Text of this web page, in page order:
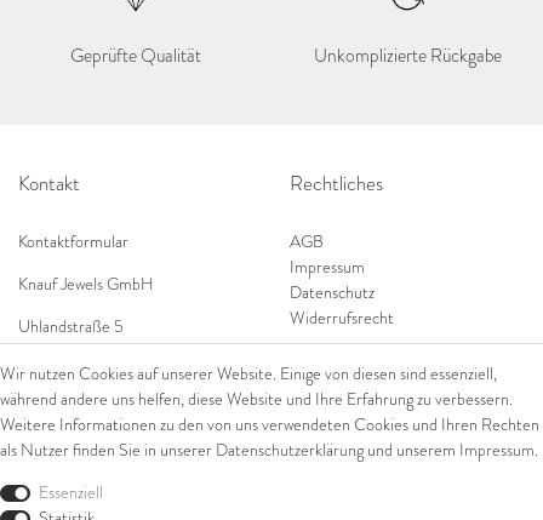
Geprüfte Qualität Unkomplizierte Rückgabe
Kontakt
Kontaktformular
Knauf Jewels GmbH
Uhlandstraße 5
Tel: 0049 (0) 173 84 727 84
Tel: 0044 (0)75 84 79 84 18
E-Mail: info@knauf-jewels.com
Shop
Rechtliches
AGB
Impressum
Datenschutz
Widerrufsrecht
Wir nutzen Cookies auf unserer Website. Einige von diesen sind essenziell,
während andere uns helfen, diese Website und Ihre Erfahrung zu verbessern.
Weitere Informationen zu den von uns verwendeten Cookies und Ihren Rechten
als Nutzer finden Sie in unserer Daten­schutz­erklärung und unserem Impressum.
Essenziell